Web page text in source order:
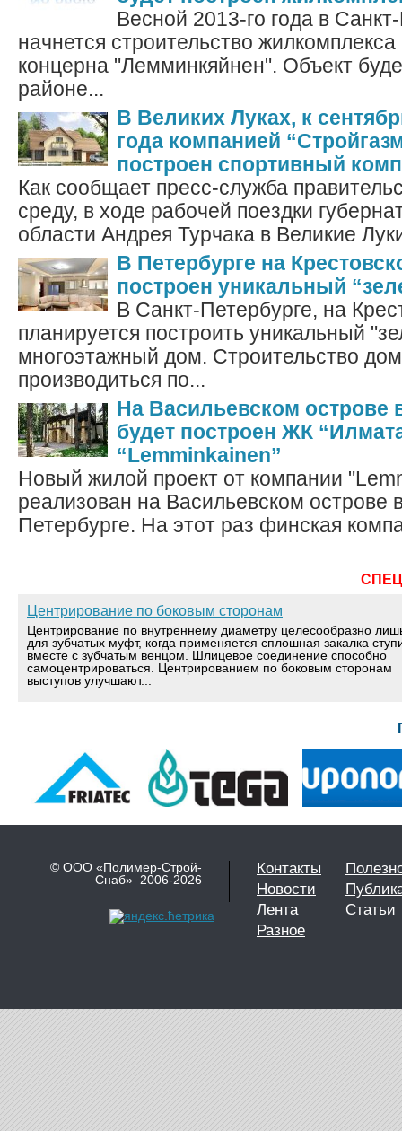
Весной 2013-го года в
начнется строительство
концерна "Лемминкяйнен". Объект
районе...
В Великих Луках, к
года компанией
построен спортивный
Как сообщает пресс-служба
среду, в ходе рабочей поездки
области Андрея Турчака в Великие
В Петербурге на
построен уникальный
В Санкт-Петербурге, на
планируется построить уникальный
многоэтажный дом. Строительство
производиться по...
На Васильевском острове
будет построен ЖК
“Lemminkainen”
Новый жилой проект от компании
реализован на Васильевском острове
Петербурге. На этот раз финская
Центрирование по боковым сторонам
Центрирование по внутреннему диаметру целесообразно
для зубчатых муфт, когда применяется сплошная закалка
вместе с зубчатым венцом. Шлицевое соединение способно
самоцентрироваться. Центрированием по боковым сторонам
выступов улучшают...
© ООО «Полимер-Строй-
Снаб» 2006-2026
Контакты
Новости
Лента
Статьи
Разное